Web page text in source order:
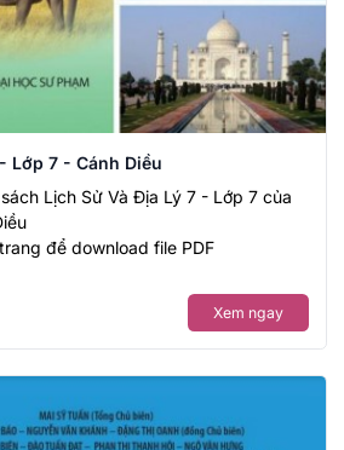
Lớp 7 - Cánh Diều
Lịch Sử Và Địa Lý 7 - Lớp 7 của
để download file PDF
Xem ngay